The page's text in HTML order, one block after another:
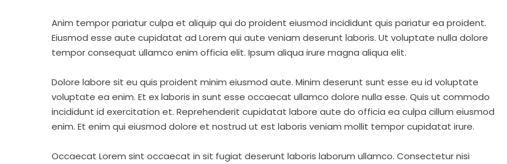
Anim tempor pariatur culpa et aliquip qui do proident eiusmod incididunt quis pariatur ea proident.
Eiusmod esse aute cupidatat ad Lorem qui aute veniam deserunt laboris. Ut voluptate nulla dolore
tempor consequat ullamco enim officia elit. Ipsum aliqua irure magna aliqua elit.
Dolore labore sit eu quis proident minim eiusmod aute. Minim deserunt sunt esse eu id voluptate
voluptate ea enim. Et ex laboris in sunt esse occaecat ullamco dolore nulla esse. Quis ut commodo
incididunt id exercitation et. Reprehenderit cupidatat labore aute do officia ea culpa cillum eiusmod
enim. Et enim qui eiusmod dolore et nostrud ut est laboris veniam mollit tempor cupidatat irure.
Occaecat Lorem sint occaecat in sit fugiat deserunt laboris laborum ullamco. Consectetur nisi